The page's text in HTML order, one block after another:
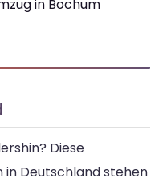
in Bochum
Diese
Deutschland stehen